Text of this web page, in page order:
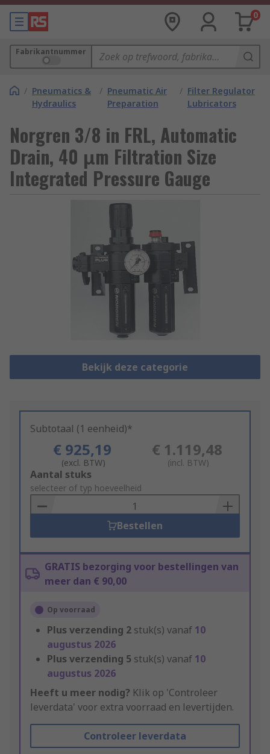
0
Fabrikantnummer
/ Pneumatics &
Hydraulics
/ Pneumatic Air
Preparation
/ Filter Regulator
Lubricators
Norgren 3/8 in FRL, Automatic
Drain, 40 μm Filtration Size
Integrated Pressure Gauge
Bekijk deze categorie
Subtotaal (1 eenheid)*
€ 925,19
(excl. BTW)
€ 1.119,48
(incl. BTW)
Add
to
Basket
Aantal stuks
selecteer of typ hoeveelheid
Bestellen
GRATIS bezorging voor bestellingen van
meer dan € 90,00
Op voorraad
Plus verzending 2 stuk(s) vanaf 10
augustus 2026
Plus verzending 5 stuk(s) vanaf 10
augustus 2026
Heeft u meer nodig? Klik op 'Controleer
leverdata' voor extra voorraad en levertijden.
Controleer leverdata